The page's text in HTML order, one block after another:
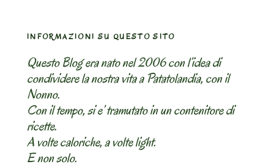
INFORMAZIONI SU QUESTO SITO
Questo Blog era nato nel 2006 con l’idea di
condividere la nostra vita a Patatolandia, con il
Nonno.
Con il tempo, si e’ tramutato in un contenitore di
ricette.
A volte caloriche, a volte light.
E non solo.